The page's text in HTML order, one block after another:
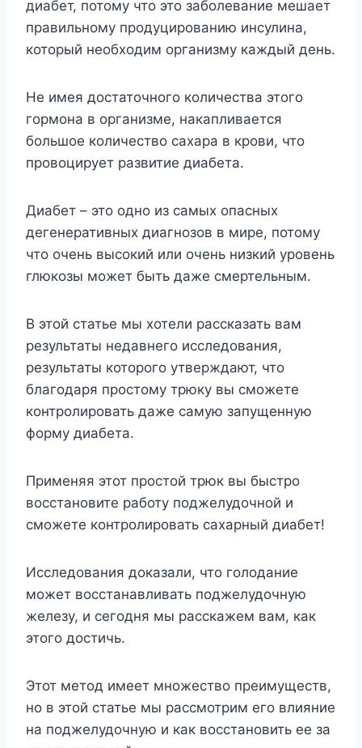
диабет, потому что это заболевание мешает
правильному продуцированию инсулина,
который необходим организму каждый день.
Не имея достаточного количества этого
гормона в организме, накапливается
большое количество сахара в крови, что
провоцирует развитие диабета.
Диабет – это одно из самых опасных
дегенеративных диагнозов в мире, потому
что очень высокий или очень низкий уровень
глюкозы может быть даже смертельным.
В этой статье мы хотели рассказать вам
результаты недавнего исследования,
результаты которого утверждают, что
благодаря простому трюку вы сможете
контролировать даже самую запущенную
форму диабета.
Применяя этот простой трюк вы быстро
восстановите работу поджелудочной и
сможете контролировать сахарный диабет!
Исследования доказали, что голодание
может восстанавливать поджелудочную
железу, и сегодня мы расскажем вам, как
этого достичь.
Этот метод имеет множество преимуществ,
но в этой статье мы рассмотрим его влияние
на поджелудочную и как восстановить ее за